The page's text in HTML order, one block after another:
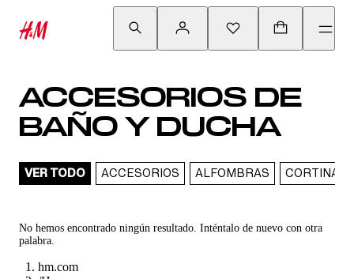
ACCESORIOS DE
BAÑO Y DUCHA
VER TODO ACCESORIOS ALFOMBRAS CORTINAS
No hemos encontrado ningún resultado. Inténtalo de nuevo con otra
palabra.
hm.com